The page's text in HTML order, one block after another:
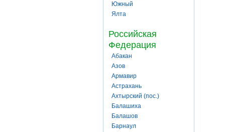
Южный
Ялта
Российская
Федерация
Абакан
Азов
Армавир
Астрахань
Ахтырский (пос.)
Балашиха
Балашов
Барнаул